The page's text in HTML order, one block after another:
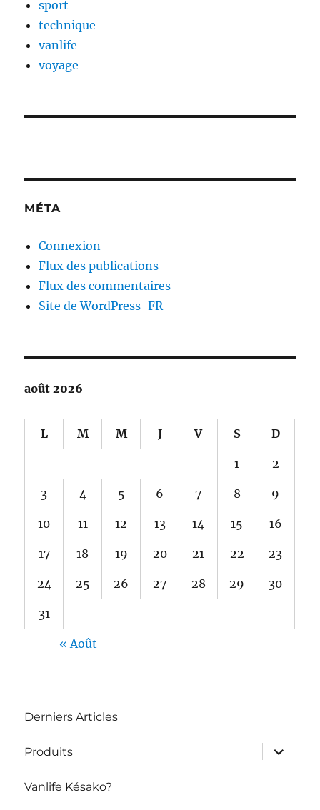
sport
technique
vanlife
voyage
MÉTA
Connexion
Flux des publications
Flux des commentaires
Site de WordPress-FR
août 2026
L M M J V S D
1 2
3 4 5 6 7 8 9
10 11 12 13 14 15 16
17 18 19 20 21 22 23
24 25 26 27 28 29 30
31
« Août
Derniers Articles
Produits
ouvrir
le
sous-
Vanlife Késako?